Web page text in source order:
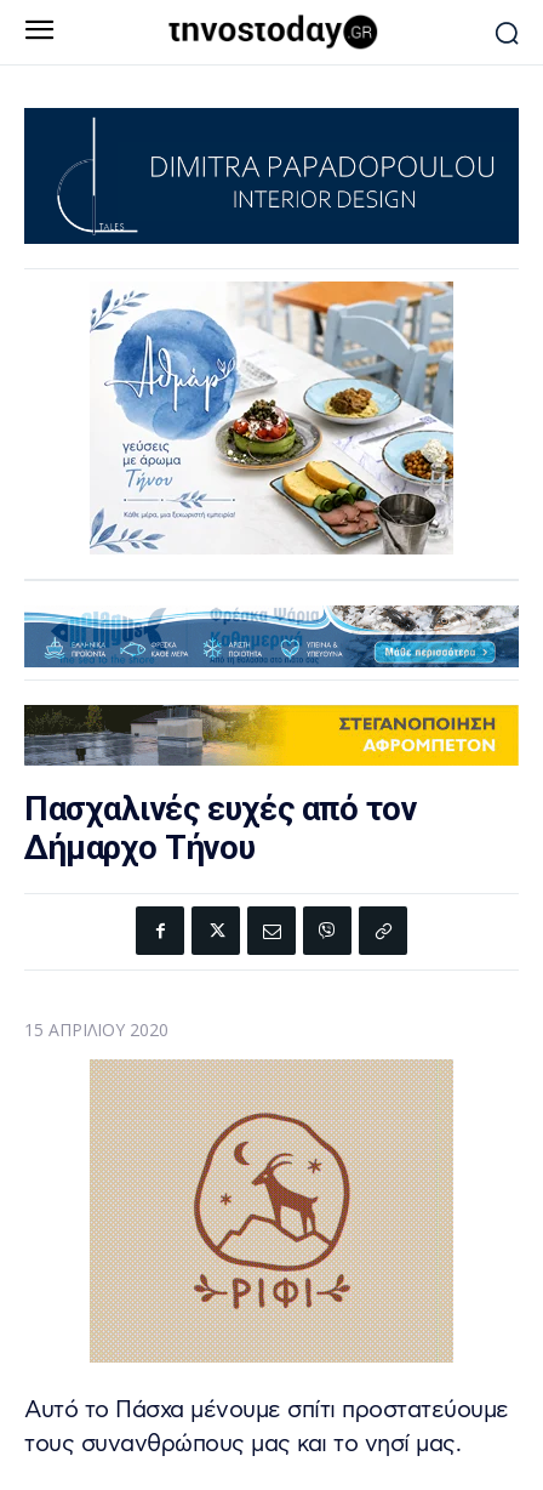
Πασχαλινές ευχές από τον
Δήμαρχο Τήνου
15 ΑΠΡΙΛΊΟΥ 2020
Αυτό το Πάσχα μένουμε σπίτι προστατεύουμε
τους συνανθρώπους μας και το νησί μας.